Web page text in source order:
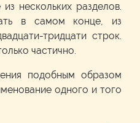
нескольких разделов.
в самом конце, из
тридцати строк.
частично.
подобным образом
одного и того